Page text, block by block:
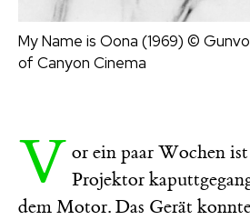
My Name is Oona (1969) ©
of Canyon Cinema
V or ein paar Wochen
Projektor
dem Motor. Das Gerät